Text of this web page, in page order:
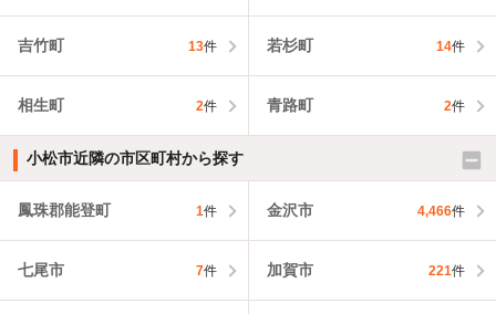
吉竹町 13件 若杉町 14件
相生町 2件 青路町 2件
小松市近隣の市区町村から探す
鳳珠郡能登町 1件 金沢市 4,466件
七尾市 7件 加賀市 221件